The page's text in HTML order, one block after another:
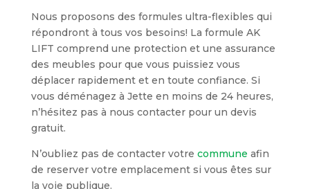
Nous proposons des formules ultra-flexibles qui
répondront à tous vos besoins! La formule AK
LIFT comprend une protection et une assurance
des meubles pour que vous puissiez vous
déplacer rapidement et en toute confiance. Si
vous déménagez à Jette en moins de 24 heures,
n’hésitez pas à nous contacter pour un devis
gratuit.
N’oubliez pas de contacter votre commune afin
de reserver votre emplacement si vous êtes sur
la voie publique.